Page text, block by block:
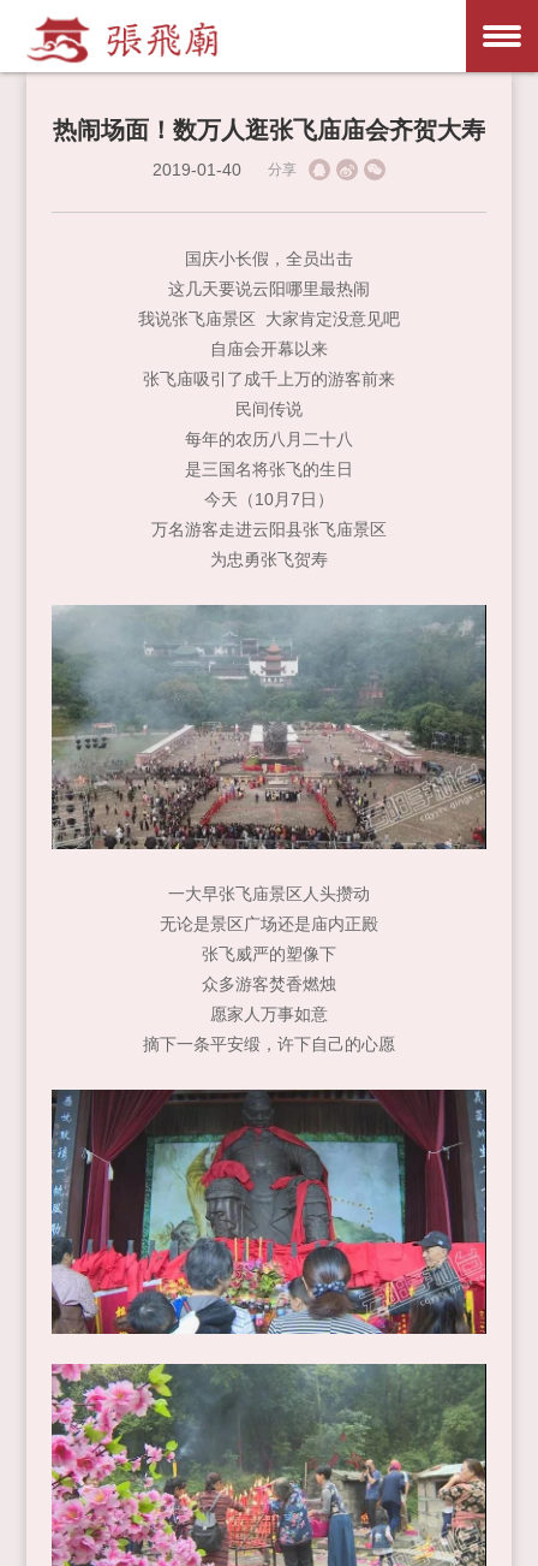
热闹场面！数万人逛张飞庙庙会齐贺大寿
2019-01-40 分享
国庆小长假，全员出击
这几天要说云阳哪里最热闹
我说张飞庙景区 大家肯定没意见吧
自庙会开幕以来
张飞庙吸引了成千上万的游客前来
民间传说
每年的农历八月二十八
是三国名将张飞的生日
今天（10月7日）
万名游客走进云阳县张飞庙景区
为忠勇张飞贺寿
一大早张飞庙景区人头攒动
无论是景区广场还是庙内正殿
张飞威严的塑像下
众多游客焚香燃烛
愿家人万事如意
摘下一条平安缎，许下自己的心愿